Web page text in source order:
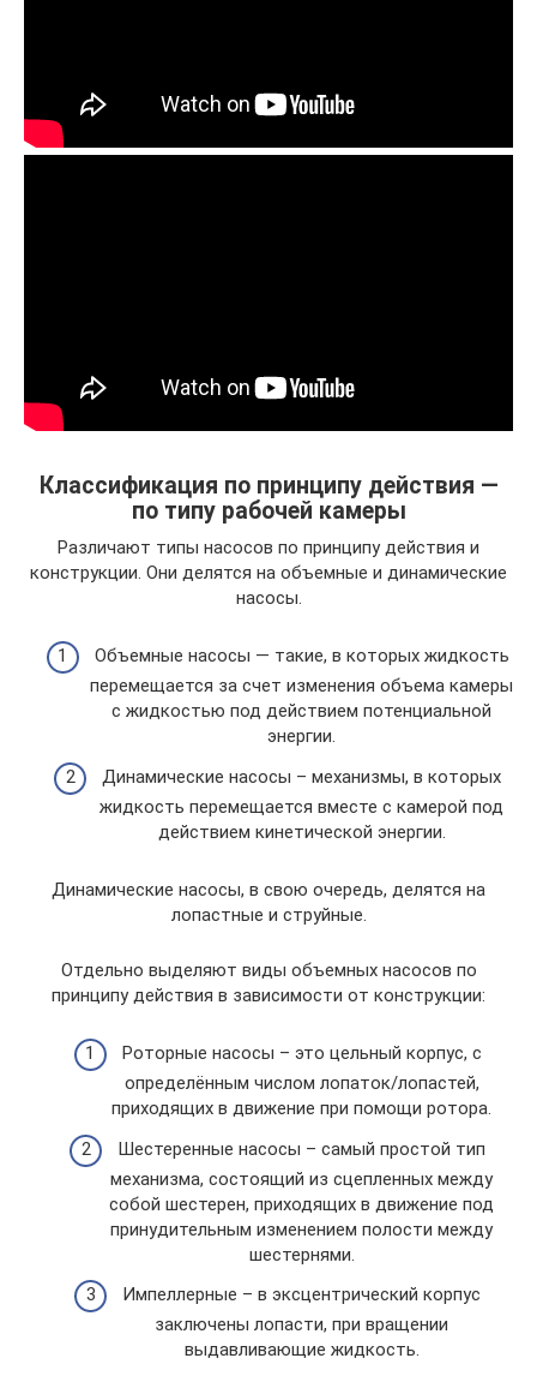
Классификация по принципу действия —
по типу рабочей камеры
Различают типы насосов по принципу действия и
конструкции. Они делятся на объемные и динамические
насосы.
Объемные насосы — такие, в которых жидкость
перемещается за счет изменения объема камеры
с жидкостью под действием потенциальной
энергии.
Динамические насосы – механизмы, в которых
жидкость перемещается вместе с камерой под
действием кинетической энергии.
Динамические насосы, в свою очередь, делятся на
лопастные и струйные.
Отдельно выделяют виды объемных насосов по
принципу действия в зависимости от конструкции:
Роторные насосы – это цельный корпус, с
определённым числом лопаток/лопастей,
приходящих в движение при помощи ротора.
Шестеренные насосы – самый простой тип
механизма, состоящий из сцепленных между
собой шестерен, приходящих в движение под
принудительным изменением полости между
шестернями.
Импеллерные – в эксцентрический корпус
заключены лопасти, при вращении
выдавливающие жидкость.